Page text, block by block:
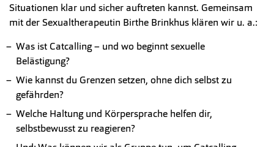
Situationen klar und sicher auftreten kannst. Gemeinsam
mit der Sexualtherapeutin Birthe Brinkhus klären wir u. a.:
Was ist Catcalling – und wo beginnt sexuelle
Belästigung?
Wie kannst du Grenzen setzen, ohne dich selbst zu
gefährden?
Welche Haltung und Körpersprache helfen dir,
selbstbewusst zu reagieren?